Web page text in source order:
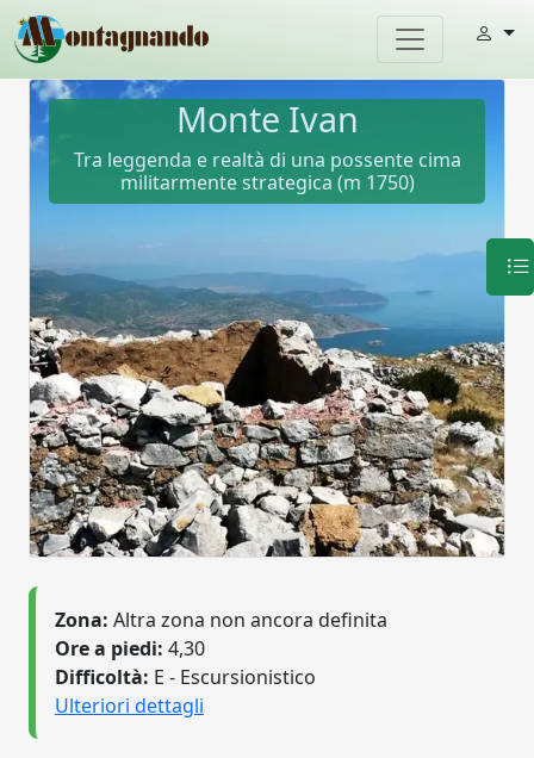
Monte Ivan
Tra leggenda e realtà di una possente cima
militarmente strategica (m 1750)
Zona: Altra zona non ancora definita
Ore a piedi: 4,30
Difficoltà: E - Escursionistico
Ulteriori dettagli